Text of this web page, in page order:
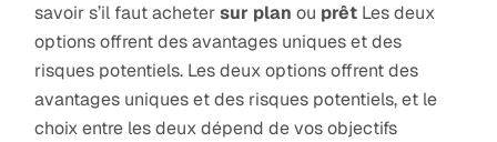
savoir s’il faut achetersur plan ou prêt Les deux
options offrent des avantages uniques et des
risques potentiels. Les deux options offrent des
avantages uniques et des risques potentiels, et le
choix entre les deux dépend de vos objectifs